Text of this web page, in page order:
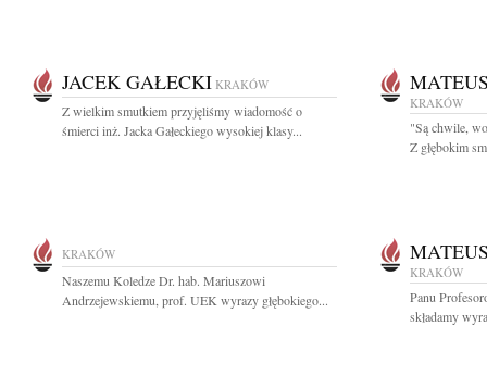
JACEK GAŁECKI KRAKÓW
Z wielkim smutkiem przyjęliśmy wiadomość o
śmierci inż. Jacka Gałeckiego wysokiej klasy...
KRAKÓW
"Są chwile,
Z głębokim
KRAKÓW
Naszemu Koledze Dr. hab. Mariuszowi
Andrzejewskiemu, prof. UEK wyrazy głębokiego...
KRAKÓW
Panu
składamy